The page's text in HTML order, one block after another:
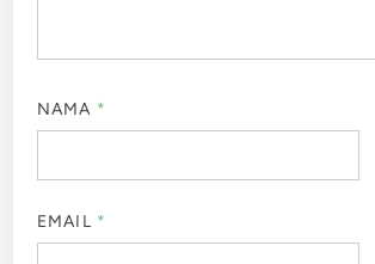
NAMA *
EMAIL *